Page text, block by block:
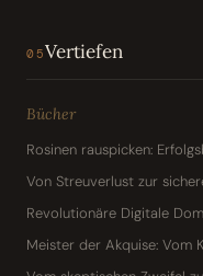
05Vertiefen
Bücher
Rosinen rauspicken:
Von Streuverlust zur
Revolutionäre Digitale
Meister der Akquise: Vom